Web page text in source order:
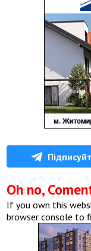
Oh no,
If you own this
browser console to